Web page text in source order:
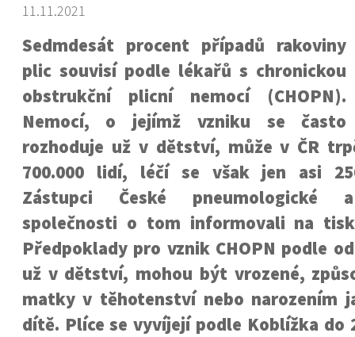
11.11.2021
Sedmdesát procent případů rakoviny
plic souvisí podle lékařů s chronickou
obstrukční plicní nemocí (CHOPN).
Nemocí, o jejímž vzniku se často
rozhoduje už v dětství, může v ČR
700.000 lidí, léčí se však jen asi
Zástupci České pneumologické
společnosti o tom informovali na
Předpoklady pro vznik CHOPN podle
už v dětství, mohou být vrozené,
matky v těhotenství nebo narozením
dítě. Plíce se vyvíjejí podle Koblížka do